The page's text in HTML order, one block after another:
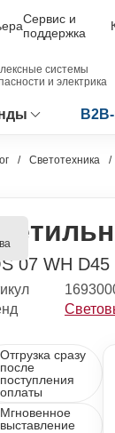
Сервис и
поддержка
системы
и электрика
Светотехника
07 WH
Отгрузка сразу
после
поступления
оплаты
Мгновенное
выставление